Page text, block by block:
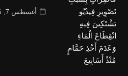
أغسطس 7, 2026